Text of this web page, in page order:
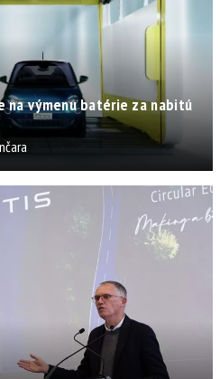
výmenu batérie za nabitú